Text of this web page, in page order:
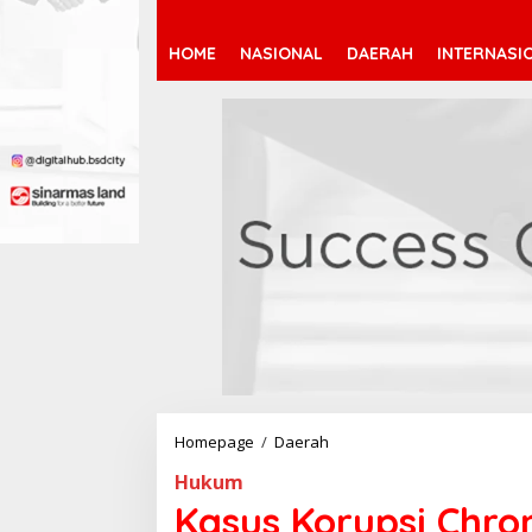
HOME NASIONAL DAERAH
Homepage / Daerah
s
Hukum
Kasus Korupsi